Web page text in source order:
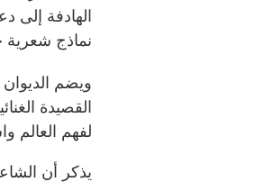
الهادفة إلى
نماذج شعرية
القصيدة
لفهم العالم
يذكر أن